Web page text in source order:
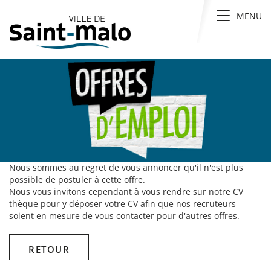
Toggle
MENU
Nous sommes au regret de vous annoncer qu'il n'est plus
possible de postuler à cette offre.
Nous vous invitons cependant à vous rendre sur notre CV
thèque pour y déposer votre CV afin que nos recruteurs
soient en mesure de vous contacter pour d'autres offres.
RETOUR